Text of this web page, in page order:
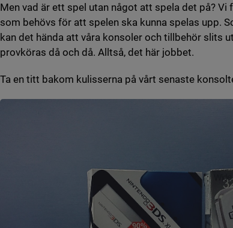
Men vad är ett spel utan något att spela det på?
som behövs för att spelen ska kunna spelas upp.
kan det hända att våra konsoler och tillbehör slits
provköras då och då. Alltså, det här jobbet.
Ta en titt bakom kulisserna på vårt senaste